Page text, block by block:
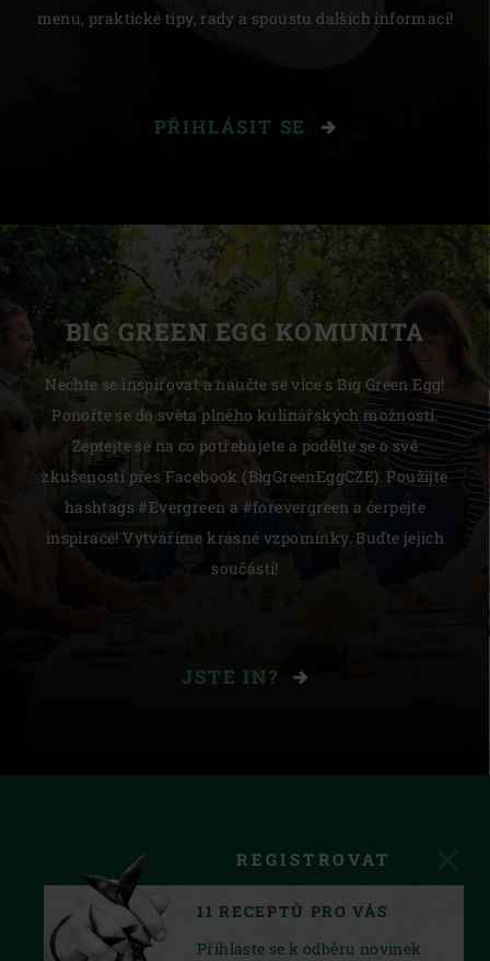
menu, praktické tipy, rady a spoustu dalších informací!
PŘIHLÁSIT SE
BIG GREEN EGG KOMUNITA
Nechte se inspirovat a naučte se více s Big Green Egg!
Ponořte se do světa plného kulinářských možností.
Zeptejte se na co potřebujete a podělte se o své
zkušenosti přes Facebook (BigGreenEggCZE). Použijte
hashtags #Evergreen a #forevergreen a čerpejte
inspirace! Vytváříme krásné vzpomínky. Buďte jejich
součástí!
JSTE IN?
REGISTROVAT
11 RECEPTŮ PRO VÁS
Přihlaste se k odběru novinek